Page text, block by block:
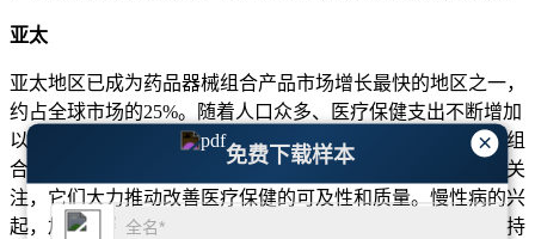
×
免费下载样本
亚太
亚太地区已成为药品器械组合产品市场增长最快的地区之一，
约占全球市场的25%。随着人口众多、医疗保健支出不断增加
以及对先进医疗保健解决方案的认识不断提高，对药物设备组
合的需求正在快速增长。中国、印度和日本等国家尤其值得关
注，它们大力推动改善医疗保健的可及性和质量。慢性病的兴
起，加上政府改善医疗基础设施的举措不断增加，预计将维持